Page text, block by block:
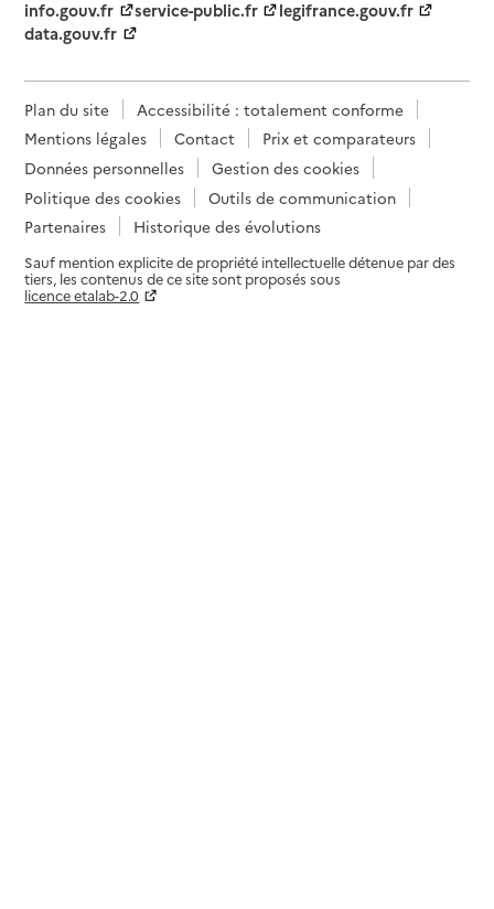
info.gouv.fr service-public.fr
legifrance.gouv.fr
data.gouv.fr
Plan du site
Accessibilité : totalement conforme
Mentions légales
Contact
Prix et comparateurs
Données personnelles
Gestion des cookies
Politique des cookies
Outils de communication
Partenaires
Historique des évolutions
Sauf mention explicite de propriété intellectuelle détenue par des
tiers, les contenus de ce site sont proposés sous
licence etalab-2.0